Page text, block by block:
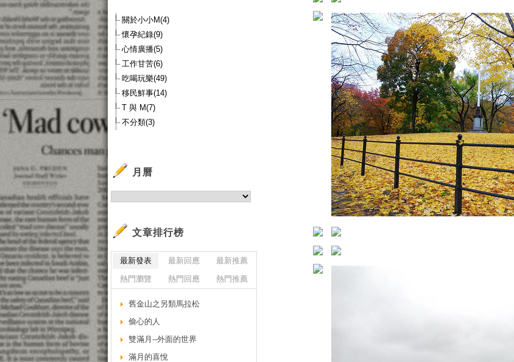
關於小小M(4)
懷孕紀錄(9)
心情廣播(5)
工作甘苦(6)
吃喝玩樂(49)
移民鮮事(14)
T 與 M(7)
不分類(3)
月曆
文章排行榜
最新發表 最新回應
最新推薦
熱門瀏覽
熱門回應 熱門推薦
舊金山之另類馬拉松
偷心的人
雙滿月--外面的世界
滿月的喜悅